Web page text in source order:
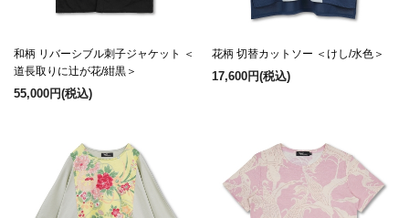
和柄 リバーシブル刺子ジャケット ＜
道長取りに辻が花/紺黒＞
55,000円(税込)
花柄 切替カットソー ＜けし/水色＞
17,600円(税込)